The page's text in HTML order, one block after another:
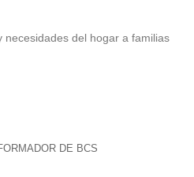
necesidades del hogar a familias
DE BCS